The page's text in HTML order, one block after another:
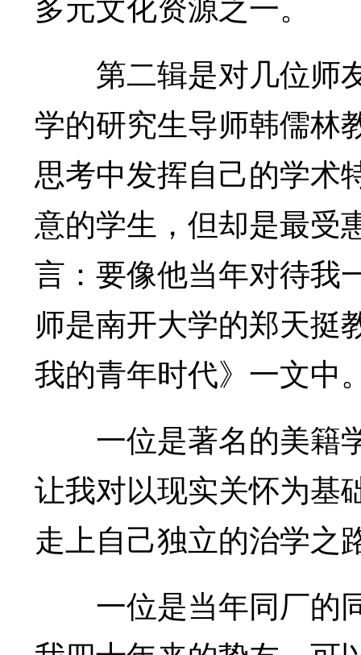
第二辑是对几位师
学的研究生导师韩儒林
思考中发挥自己的学术
意的学生，但却是最受
言：要像他当年对待我
师是南开大学的郑天挺
我的青年时代》一文中
一位是著名的美籍
让我对以现实关怀为基
走上自己独立的治学之
一位是当年同厂的